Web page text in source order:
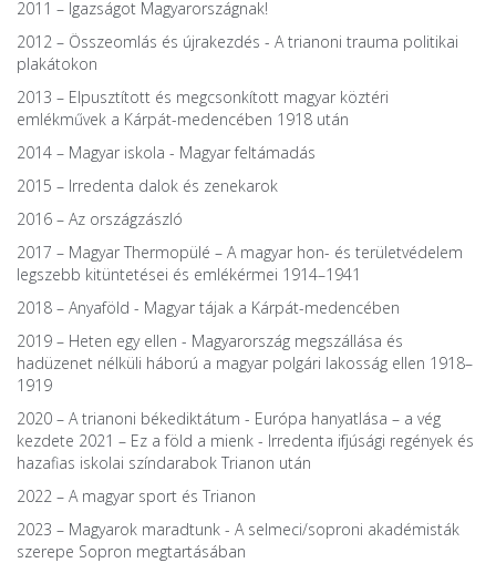
2011 – Igazságot Magyarországnak!
2012 – Összeomlás és újrakezdés - A trianoni trauma politikai
plakátokon
2013 – Elpusztított és megcsonkított magyar köztéri
emlékművek a Kárpát-medencében 1918 után
2014 – Magyar iskola - Magyar feltámadás
2015 – Irredenta dalok és zenekarok
2016 – Az országzászló
2017 – Magyar Thermopülé – A magyar hon- és területvédelem
legszebb kitüntetései és emlékérmei 1914–1941
2018 – Anyaföld - Magyar tájak a Kárpát-medencében
2019 – Heten egy ellen - Magyarország megszállása és
hadüzenet nélküli háború a magyar polgári lakosság ellen 1918–
1919
2020 – A trianoni békediktátum - Európa hanyatlása – a vég
kezdete 2021 – Ez a föld a mienk - Irredenta ifjúsági regények és
hazafias iskolai színdarabok Trianon után
2022 – A magyar sport és Trianon
2023 – Magyarok maradtunk - A selmeci/soproni akadémisták
szerepe Sopron megtartásában